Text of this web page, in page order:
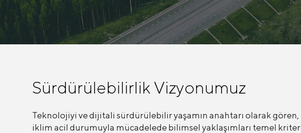
Sürdürülebilirlik Vizyonumuz
Teknolojiyi ve dijitali sürdürülebilir yaşamın anahtarı olarak gören,
iklim acil durumuyla mücadelede bilimsel yaklaşımları temel kriter